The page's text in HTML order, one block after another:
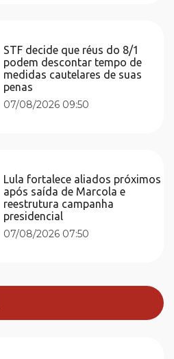
STF decide que réus do 8/1
podem descontar tempo de
medidas cautelares de suas
penas
07/08/2026 09:50
Lula fortalece aliados próximos
após saída de Marcola e
reestrutura campanha
presidencial
07/08/2026 07:50